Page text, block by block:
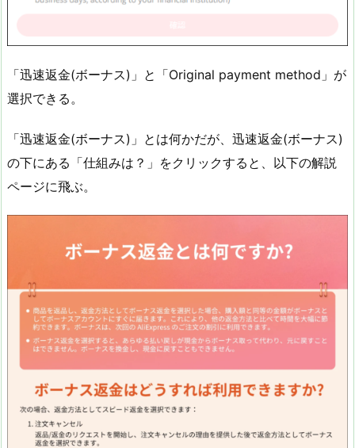
「迅速返金(ボーナス)」と「Original payment method」が
選択できる。
「迅速返金(ボーナス)」とは何かだが、迅速返金(ボーナス)
の下にある「仕組みは？」をクリックすると、以下の解説
ページに飛ぶ。